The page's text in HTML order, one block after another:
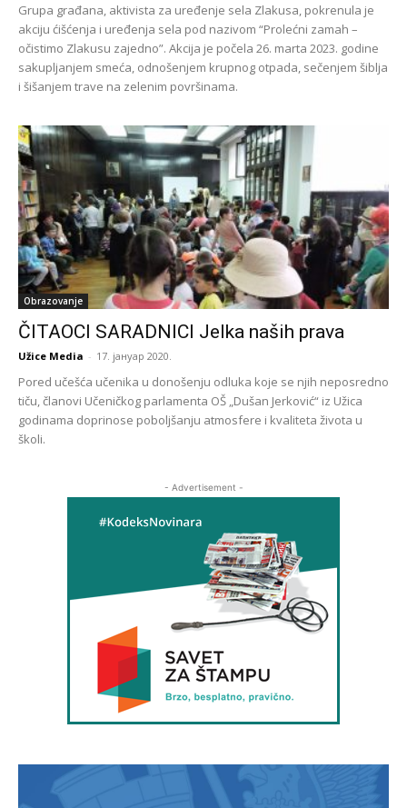
Grupa građana, aktivista za uređenje sela Zlakusa, pokrenula je
akciju ćišćenja i uređenja sela pod nazivom “Prolećni zamah –
očistimo Zlakusu zajedno”. Akcija je počela 26. marta 2023. godine
sakupljanjem smeća, odnošenjem krupnog otpada, sečenjem šiblja
i šišanjem trave na zelenim površinama.
Obrazovanje
ČITAOCI SARADNICI Jelka naših prava
Užice Media - 17. јануар 2020.
Pored učešća učenika u donošenju odluka koje se njih neposredno
tiču, članovi Učeničkog parlamenta OŠ „Dušan Jerković“ iz Užica
godinama doprinose poboljšanju atmosfere i kvaliteta života u
školi.
- Advertisement -